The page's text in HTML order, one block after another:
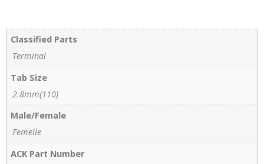
Classified Parts
Terminal
Tab Size
2.8mm(110)
Male/Female
Femelle
ACK Part Number